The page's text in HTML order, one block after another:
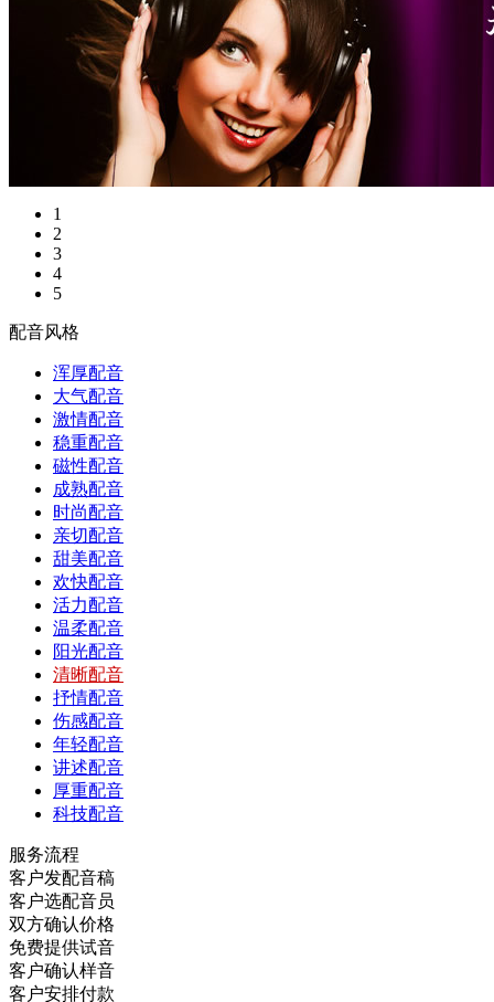
1
2
3
4
5
配音风格
浑厚配音
大气配音
激情配音
稳重配音
磁性配音
成熟配音
时尚配音
亲切配音
甜美配音
欢快配音
活力配音
温柔配音
阳光配音
清晰配音
抒情配音
伤感配音
年轻配音
讲述配音
厚重配音
科技配音
服务流程
客户发配音稿
客户选配音员
双方确认价格
免费提供试音
客户确认样音
客户安排付款